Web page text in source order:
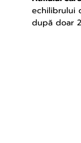
echilibrului
după doar